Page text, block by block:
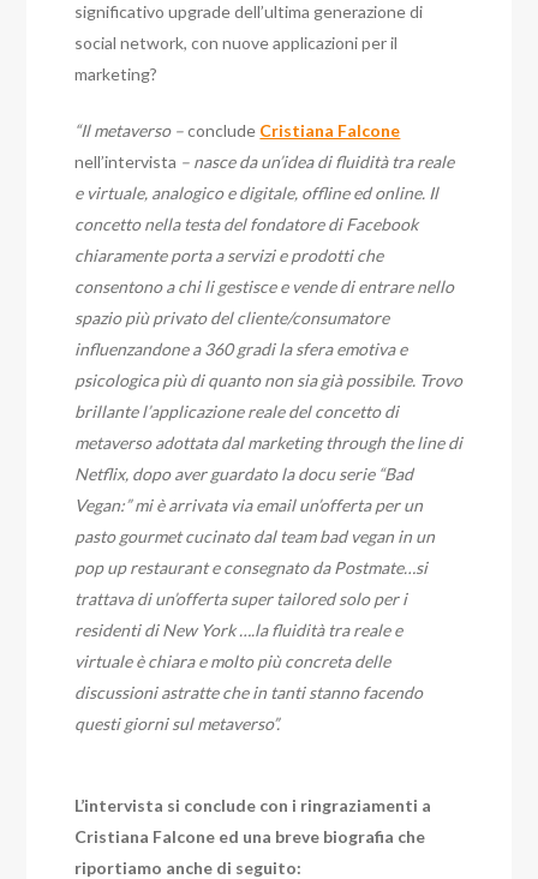
significativo upgrade dell’ultima generazione di
social network, con nuove applicazioni per il
marketing?
“Il metaverso –conclude Cristiana Falcone
nell’intervista – nasce da un’idea di fluidità tra reale
e virtuale, analogico e digitale, offline ed online. Il
concetto nella testa del fondatore di Facebook
chiaramente porta a servizi e prodotti che
consentono a chi li gestisce e vende di entrare nello
spazio più privato del cliente/consumatore
influenzandone a 360 gradi la sfera emotiva e
psicologica più di quanto non sia già possibile. Trovo
brillante l’applicazione reale del concetto di
metaverso adottata dal marketing through the line di
Netflix, dopo aver guardato la docu serie “Bad
Vegan:” mi è arrivata via email un’offerta per un
pasto gourmet cucinato dal team bad vegan in un
pop up restaurant e consegnato da Postmate…si
trattava di un’offerta super tailored solo per i
residenti di New York ….la fluidità tra reale e
virtuale è chiara e molto più concreta delle
discussioni astratte che in tanti stanno facendo
questi giorni sul metaverso”.
L’intervista si conclude con i ringraziamenti a
Cristiana Falcone ed una breve biografia che
riportiamo anche di seguito: